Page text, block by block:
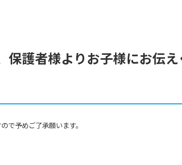
保護者様よりお子様にお伝
で予めご了承願います。